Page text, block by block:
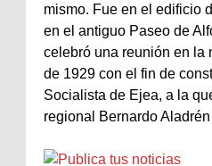
mismo. Fue en el edificio
en el antiguo Paseo de
celebró una reunión en la
de 1929 con el fin de
Socialista de Ejea, a la
regional Bernardo